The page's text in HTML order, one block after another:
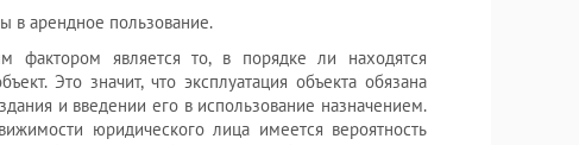
в арендное пользование.
фактором является то, в порядке ли находятся
Это значит, что эксплуатация объекта обязана
и введении его в использование назначением.
юридического лица имеется вероятность